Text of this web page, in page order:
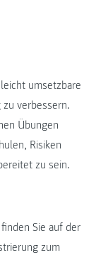
umsetzbare
verbessern.
Übungen
Risiken
zu sein.
Sie auf der
zum